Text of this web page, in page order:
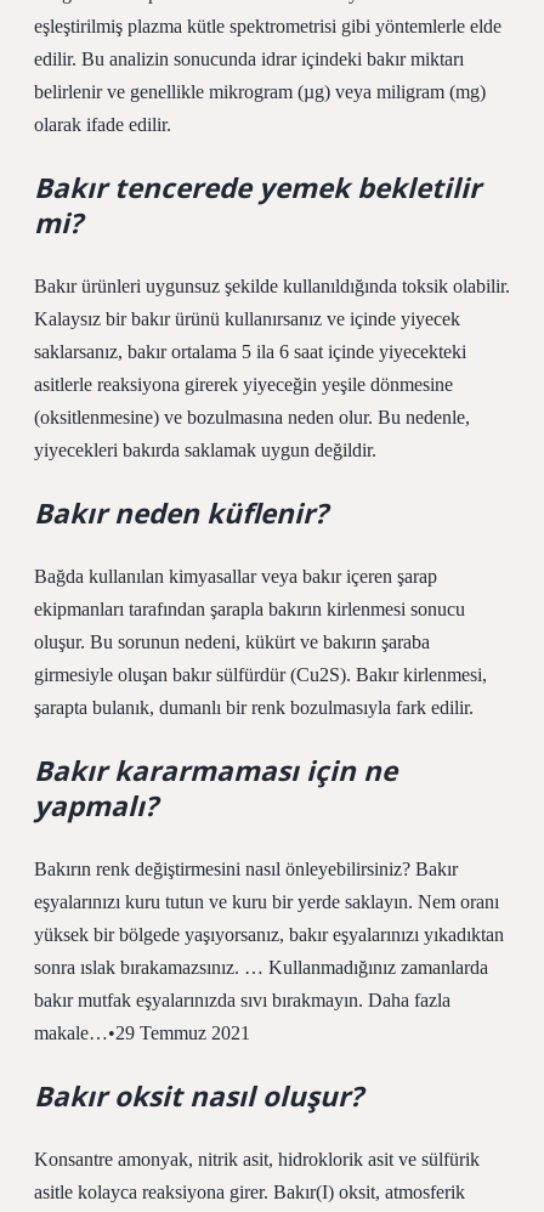
eşleştirilmiş plazma kütle spektrometrisi gibi yöntemlerle elde
edilir. Bu analizin sonucunda idrar içindeki bakır miktarı
belirlenir ve genellikle mikrogram (µg) veya miligram (mg)
olarak ifade edilir.
Bakır tencerede yemek bekletilir
mi?
Bakır ürünleri uygunsuz şekilde kullanıldığında toksik olabilir.
Kalaysız bir bakır ürünü kullanırsanız ve içinde yiyecek
saklarsanız, bakır ortalama 5 ila 6 saat içinde yiyecekteki
asitlerle reaksiyona girerek yiyeceğin yeşile dönmesine
(oksitlenmesine) ve bozulmasına neden olur. Bu nedenle,
yiyecekleri bakırda saklamak uygun değildir.
Bakır neden küflenir?
Bağda kullanılan kimyasallar veya bakır içeren şarap
ekipmanları tarafından şarapla bakırın kirlenmesi sonucu
oluşur. Bu sorunun nedeni, kükürt ve bakırın şaraba
girmesiyle oluşan bakır sülfürdür (Cu2S). Bakır kirlenmesi,
şarapta bulanık, dumanlı bir renk bozulmasıyla fark edilir.
Bakır kararmaması için ne
yapmalı?
Bakırın renk değiştirmesini nasıl önleyebilirsiniz? Bakır
eşyalarınızı kuru tutun ve kuru bir yerde saklayın. Nem oranı
yüksek bir bölgede yaşıyorsanız, bakır eşyalarınızı yıkadıktan
sonra ıslak bırakamazsınız. … Kullanmadığınız zamanlarda
bakır mutfak eşyalarınızda sıvı bırakmayın. Daha fazla
makale…•29 Temmuz 2021
Bakır oksit nasıl oluşur?
Konsantre amonyak, nitrik asit, hidroklorik asit ve sülfürik
asitle kolayca reaksiyona girer. Bakır(I) oksit, atmosferik